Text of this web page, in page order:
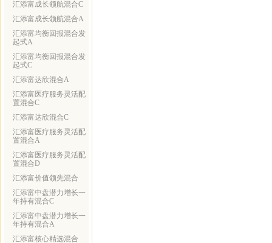
汇添富成长领航混合C
汇添富成长领航混合A
汇添富均衡回报混合发
起式A
汇添富均衡回报混合发
起式C
汇添富达欣混合A
汇添富医疗服务灵活配
置混合C
汇添富达欣混合C
汇添富医疗服务灵活配
置混合A
汇添富医疗服务灵活配
置混合D
汇添富价值领先混合
汇添富中盘潜力增长一
年持有混合C
汇添富中盘潜力增长一
年持有混合A
汇添富核心精选混合